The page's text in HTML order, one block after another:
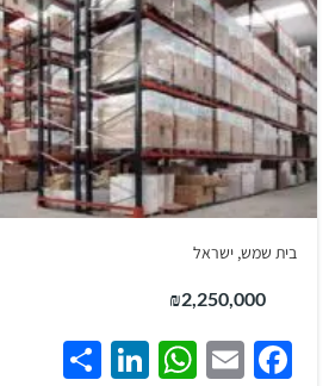
בית שמש, ישראל
₪2,250,000
Facebook
Email
WhatsApp
LinkedIn
Share